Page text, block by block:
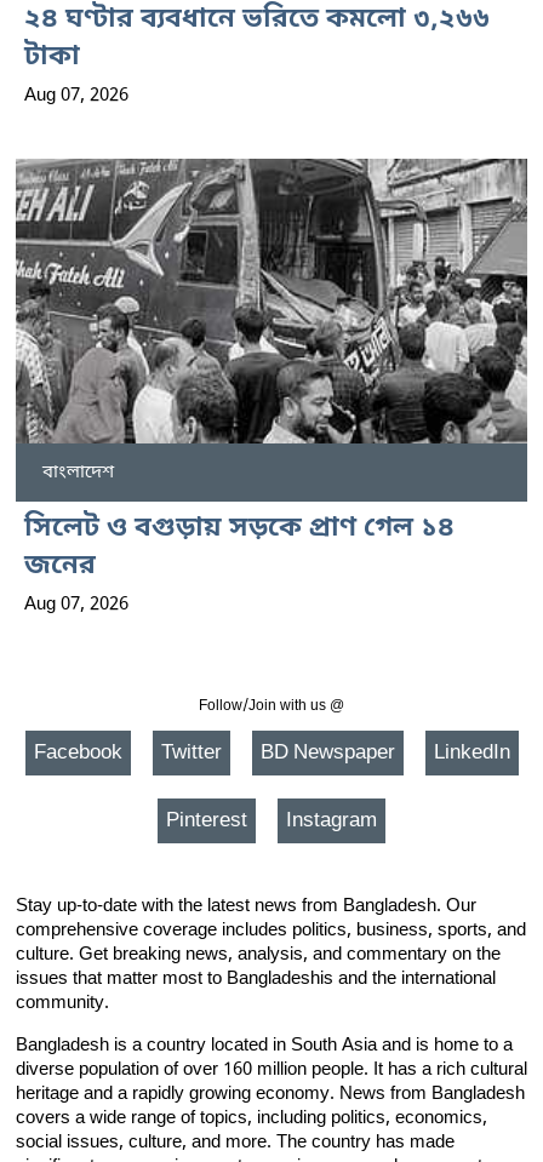
২৪ ঘণ্টার ব্যবধানে ভরিতে কমলো ৩,২৬৬
টাকা
Aug 07, 2026
বাংলাদেশ
সিলেট ও বগুড়ায় সড়কে প্রাণ গেল ১৪
জনের
Aug 07, 2026
Follow/Join with us @
Facebook Twitter BD Newspaper LinkedIn
Pinterest Instagram
Stay up-to-date with the latest news from Bangladesh. Our
comprehensive coverage includes politics, business, sports, and
culture. Get breaking news, analysis, and commentary on the
issues that matter most to Bangladeshis and the international
community.
Bangladesh is a country located in South Asia and is home to a
diverse population of over 160 million people. It has a rich cultural
heritage and a rapidly growing economy. News from Bangladesh
covers a wide range of topics, including politics, economics,
social issues, culture, and more. The country has made